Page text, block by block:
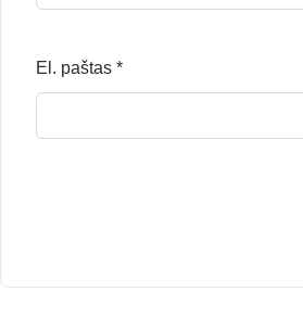
El. paštas *